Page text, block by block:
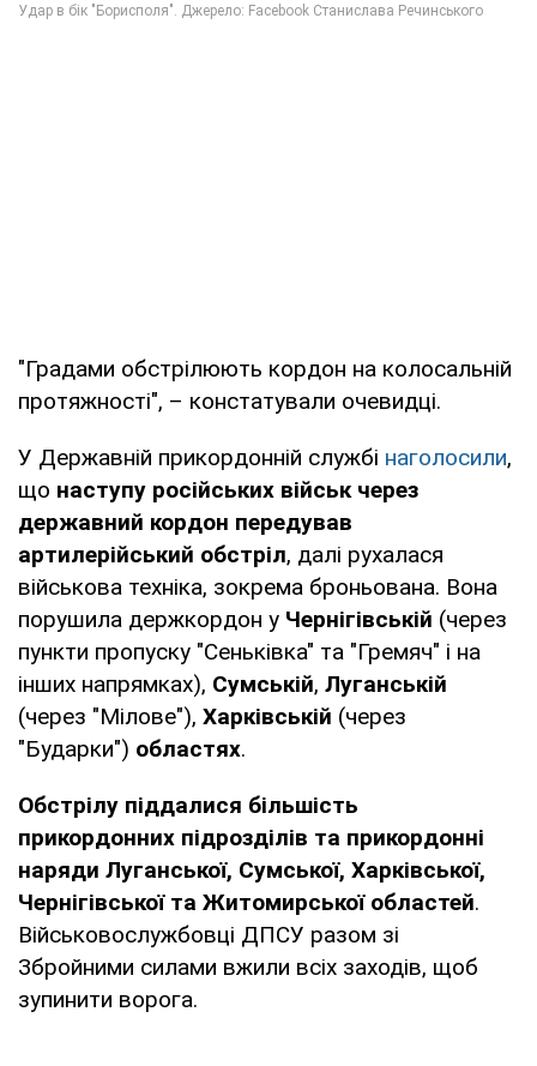
"Градами обстрілюють кордон на колосальній
протяжності", – констатували очевидці.
У Державній прикордонній службі наголосили,
що наступу російських військ через
державний кордон передував
артилерійський обстріл, далі рухалася
військова техніка, зокрема броньована. Вона
порушила держкордон у Чернігівській (через
пункти пропуску "Сеньківка" та "Гремяч" і на
інших напрямках), Сумській, Луганській
(через "Мілове"), Харківській (через
"Бударки") областях.
Обстрілу піддалися більшість
прикордонних підрозділів та прикордонні
наряди Луганської, Сумської, Харківської,
Чернігівської та Житомирської областей.
Військовослужбовці ДПСУ разом зі
Збройними силами вжили всіх заходів, щоб
зупинити ворога.